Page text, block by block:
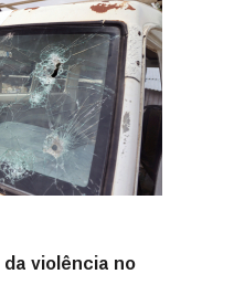
da violência no